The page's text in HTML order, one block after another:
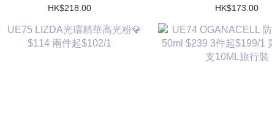
件 (買1個送1個Refill)
HK$218.00
HK$173.00